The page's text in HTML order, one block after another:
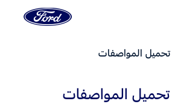
تحميل المواصفات
تحميل المواصفات